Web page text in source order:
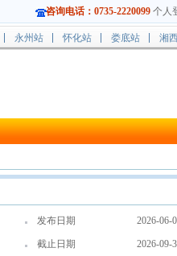
咨询电话：0735-2220099 个人
永州站 怀化站 娄底站 湘
发布日期 2026-06-
截止日期 2026-09-